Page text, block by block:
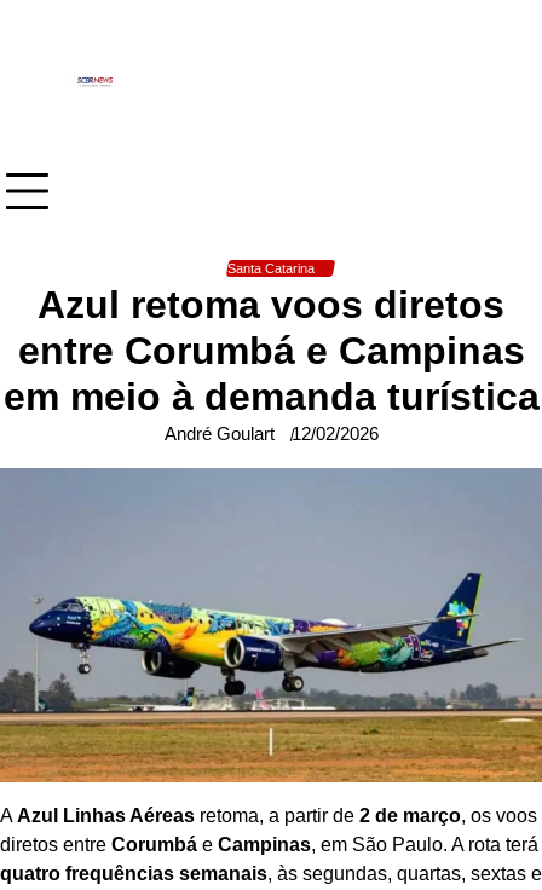
Santa Catarina
Azul retoma voos diretos
entre Corumbá e Campinas
em meio à demanda turística
André Goulart 12/02/2026
AAzul Linhas Aéreas retoma, a partir de 2 de março, os voos
diretos entre Corumbá e Campinas, em São Paulo. A rota terá
quatro frequências semanais, às segundas, quartas, sextas e